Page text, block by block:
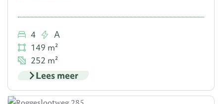
4
A
149 m²
252 m²
Lees meer